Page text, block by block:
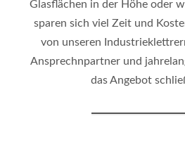
Glasflächen in der Höhe oder
sparen sich viel Zeit und
von unseren
Ansprechnpartner und
das Angebot